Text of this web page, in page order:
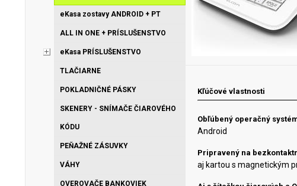
eKasa zostavy ANDROID + PT
ALL IN ONE + PRÍSLUŠENSTVO
eKasa PRÍSLUŠENSTVO
TLAČIARNE
POKLADNIČNÉ PÁSKY
SKENERY - SNÍMAČE ČIAROVÉHO
KÓDU
PEŇAŽNÉ ZÁSUVKY
VÁHY
OVEROVAČE BANKOVIEK
Kľúčové vlastnosti
Obľúbený operačný
Android
Pripravený na
aj kartou s magnetickým